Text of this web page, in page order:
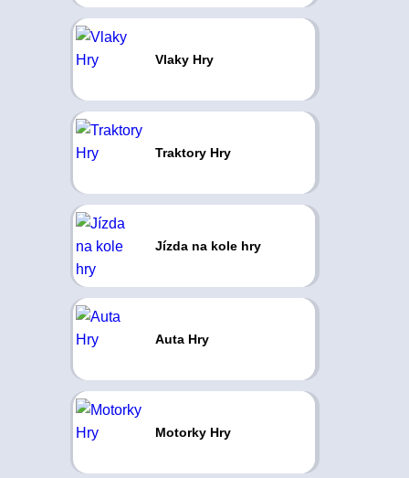
Vlaky Hry
Traktory Hry
Jízda na kole hry
Auta Hry
Motorky Hry